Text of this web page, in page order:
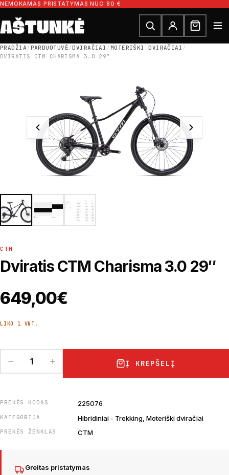
Pereiti prie turinio
NEMOKAMAS PRISTATYMAS NUO 80 €
Ieškoti dalių
Ieškoti
PRADŽIA/PARDUOTUVĖ/DVIRAČIAI /MOTERIŠKI DVIRAČIAI /
DVIRATIS CTM CHARISMA 3.0 29″
CTM
Dviratis CTM Charisma 3.0 29″
649,00€
LIKO 1 VNT.
Į KREPŠELĮ
PREKĖS KODAS 225076
KATEGORIJA Hibridiniai - Trekking, Moteriški dviračiai
PREKĖS ŽENKLAS CTM
Greitas pristatymas